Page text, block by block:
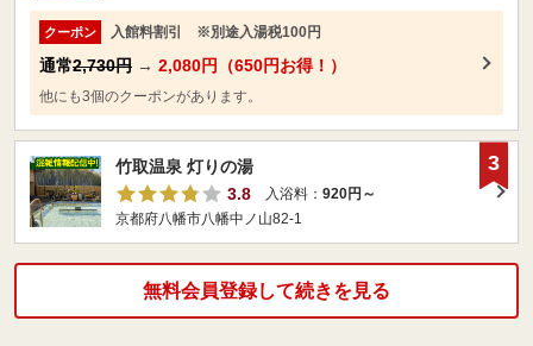
クーポン 入館料割引 ※別途入湯税100円
通常2,730円 → 2,080円（650円お得！）
他にも3個のクーポンがあります。
竹取温泉 灯りの湯
3.8
入浴料： 920円～
京都府八幡市八幡中ノ山82-1
3
無料会員登録して続きを見る